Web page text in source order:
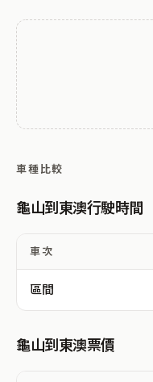
車種比較
龜山到東澳行駛時間
車次
區間
龜山到東澳票價